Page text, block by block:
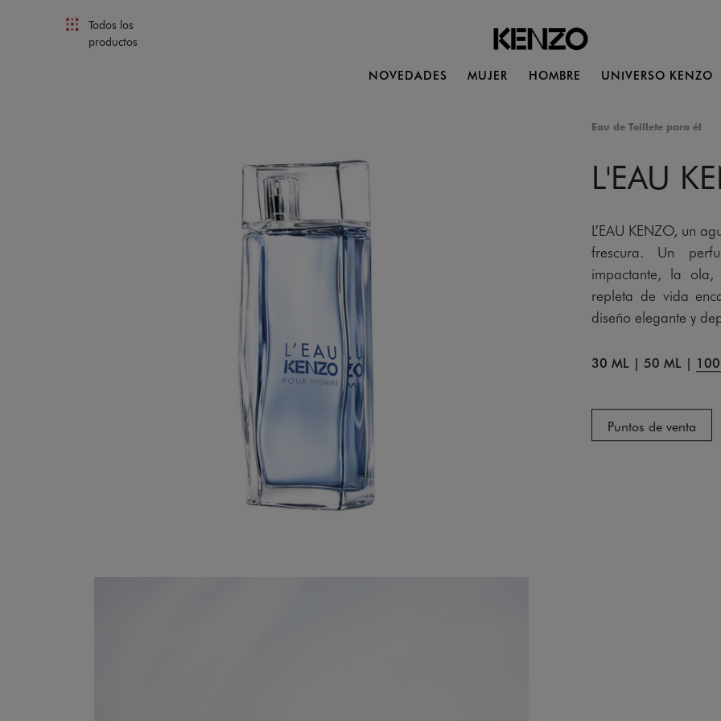
Todos los
productos
NOVEDADES MUJER HOMBRE UNIVERSO KENZO
Eau de Toillete para él
L'EAU
L’EAU KENZO, un
frescura. Un
impactante, la
repleta de vida
diseño elegante y
30 ML | 50 ML |
Puntos de venta